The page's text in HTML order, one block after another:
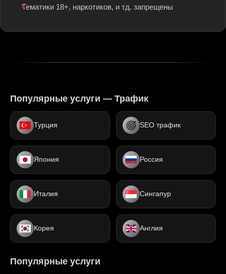
Тематики 18+, наркотиков, и тд. запрещены
Популярные услуги — Трафик
Турция SEO трафик
Япония Россия
Италия Сингапур
Корея Англия
Популярные услуги